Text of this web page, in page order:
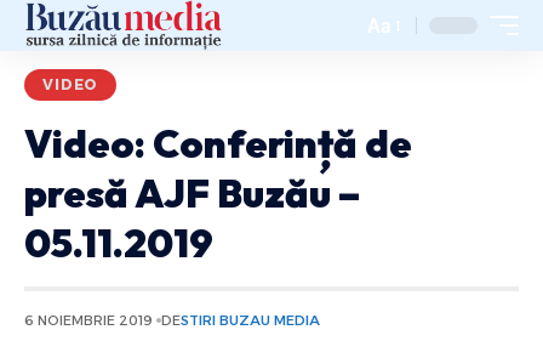
Aa
VIDEO
Video: Conferință de
presă AJF Buzău –
05.11.2019
6 NOIEMBRIE 2019 DESTIRI BUZAU MEDIA